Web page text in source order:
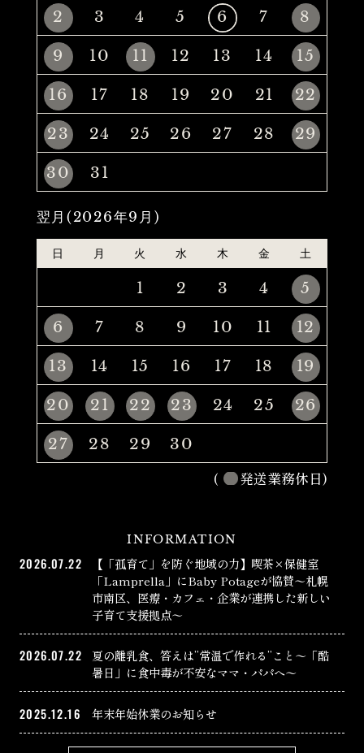
2
3 4 5 6 7
8
9
10 11 12 13 14
15
16
17 18 19 20 21
22
23
24 25 26 27 28
29
30
31
翌月(2026年9月)
日 月 火 水 木 金 土
1 2 3 4
5
6
7 8 9 10 11
12
13
14 15 16 17 18
19
20
21 22 23 24 25
26
27
28 29
30
(
発送業務休日)
INFORMATION
2026.07.22
【「孤育て」を防ぐ地域の力】喫茶×保健室
「Lamprella」にBaby Potageが協賛〜札幌
市南区、医療・カフェ・企業が連携した新しい
子育て支援拠点〜
2026.07.22
夏の離乳食、答えは”常温で作れる”こと〜「酷
暑日」に食中毒が不安なママ・パパへ〜
2025.12.16 年末年始休業のお知らせ